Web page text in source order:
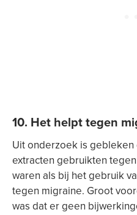
10. Het helpt tegen
Uit onderzoek is
extracten gebruikten
waren als bij het gebruik
tegen migraine. Groot
was dat er geen